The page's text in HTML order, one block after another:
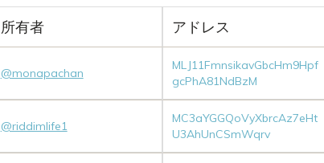
所有者 アドレス
@monapachan
MLJ11FmnsikavGbcHm9Hpf
gcPhA81NdBzM
@riddimlife1
MC3aYGGQoVyXbrcAz7eHt
U3AhUnCSmWqrv